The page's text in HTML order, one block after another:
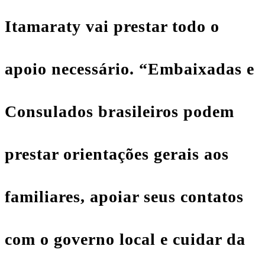
Itamaraty vai prestar todo o
apoio necessário. “Embaixadas e
Consulados brasileiros podem
prestar orientações gerais aos
familiares, apoiar seus contatos
com o governo local e cuidar da